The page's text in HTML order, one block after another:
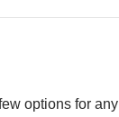
options for any